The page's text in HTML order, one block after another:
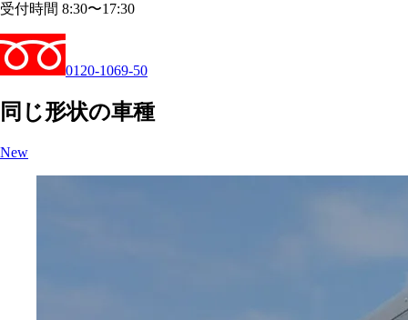
受付時間 8:30〜17:30
0120-1069-50
同じ形状の車種
New